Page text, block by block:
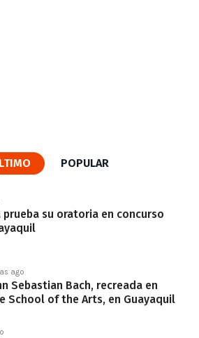
POPULAR
su oratoria en concurso
ago
Sebastian Bach, recreada en
School of the Arts, en Guayaquil